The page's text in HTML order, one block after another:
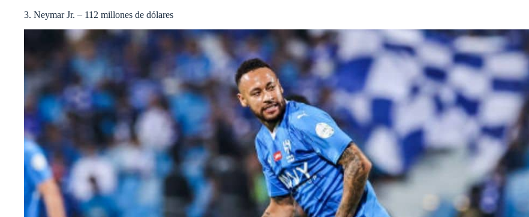
3. Neymar Jr. – 112 millones de dólares